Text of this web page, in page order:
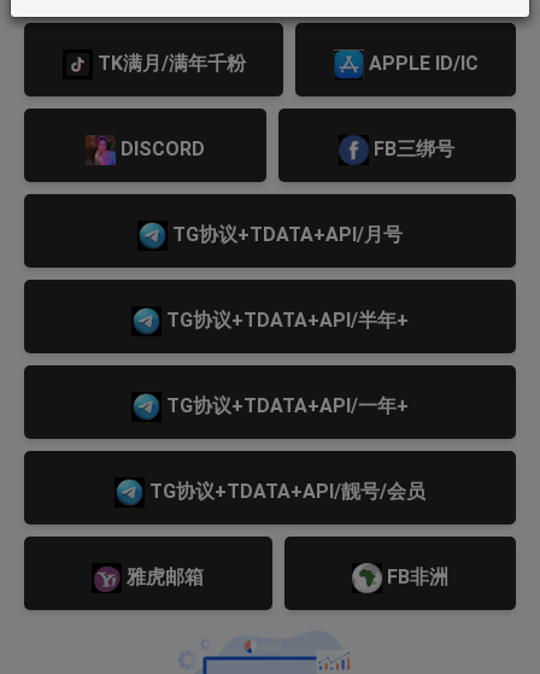
TK满月/满年千粉 APPLE ID/IC
DISCORD FB三绑号
TG协议+TDATA+API/月号
TG协议+TDATA+API/半年+
TG协议+TDATA+API/一年+
TG协议+TDATA+API/靓号/会员
雅虎邮箱 FB非洲